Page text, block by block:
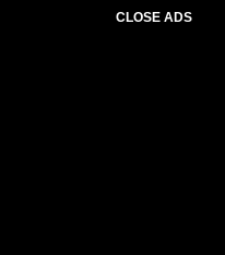
CLOSE ADS